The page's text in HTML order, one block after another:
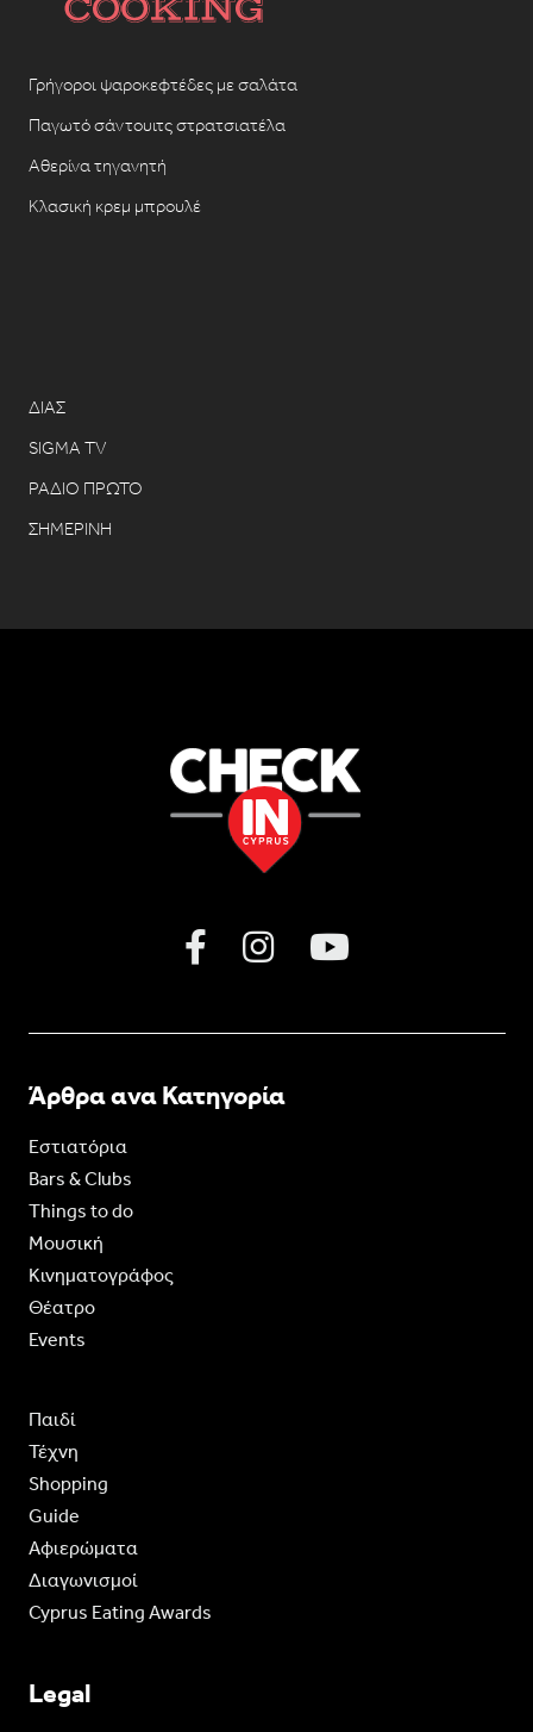
Γρήγοροι ψαροκεφτέδες με σαλάτα
Παγωτό σάντουιτς στρατσιατέλα
Αθερίνα τηγανητή
Κλασική κρεμ μπρουλέ
ΔΙΑΣ
SIGMA TV
ΡΑΔΙΟ ΠΡΩΤΟ
ΣΗΜΕΡΙΝΗ
Άρθρα ανα Κατηγορία
Εστιατόρια
Bars & Clubs
Things to do
Moυσική
Κινηματογράφος
Θέατρο
Events
Παιδί
Τέχνη
Shopping
Guide
Aφιερώματα
Διαγωνισμοί
Cyprus Eating Awards
Legal